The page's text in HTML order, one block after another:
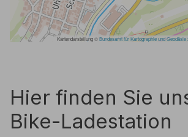
Hier finden Sie
Bike-Ladestation